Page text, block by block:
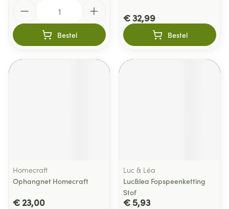
Bestel
€ 32,99
Bestel
Homecraft
Ophangnet Homecraft
€ 23,00
Luc & Léa
Luc&lea Fopspeenketting
Stof
€ 5,93